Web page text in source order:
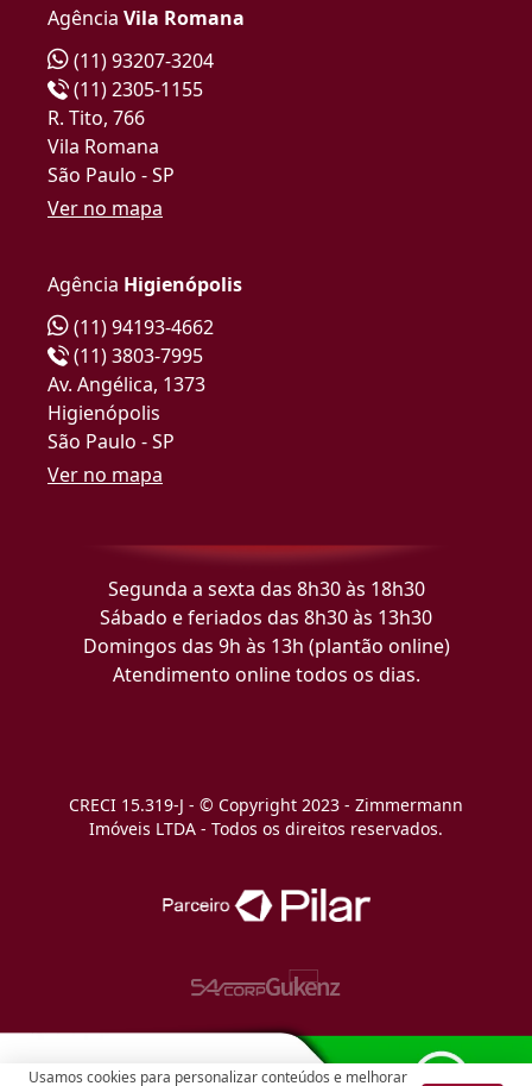
Usamos cookies para personalizar conteúdos e melhorar
Agência Vila Romana
(11) 93207-3204
(11) 2305-1155
R. Tito, 766
Vila Romana
São Paulo - SP
Ver no mapa
Agência Higienópolis
(11) 94193-4662
(11) 3803-7995
Av. Angélica, 1373
Higienópolis
São Paulo - SP
Ver no mapa
Segunda a sexta das 8h30 às 18h30
Sábado e feriados das 8h30 às 13h30
Domingos das 9h às 13h (plantão online)
Atendimento online todos os dias.
CRECI 15.319-J - © Copyright 2023 - Zimmermann
Imóveis LTDA - Todos os direitos reservados.